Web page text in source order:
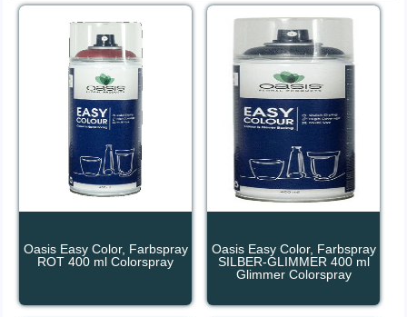
Oasis Easy Color, Farbspray
ROT 400 ml Colorspray
Oasis Easy Color, Farbspray
SILBER-GLIMMER 400 ml
Glimmer Colorspray